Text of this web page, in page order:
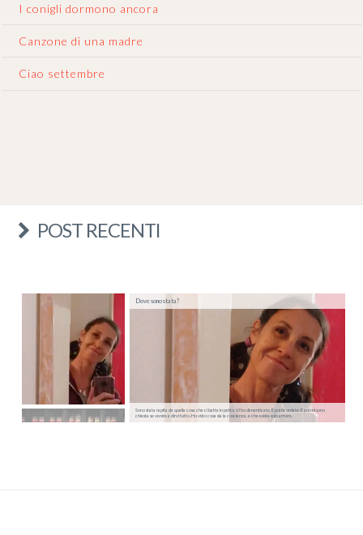
I conigli dormono ancora
Canzone di una madre
Ciao settembre
POST RECENTI
Sono stata rapita da quella cosa che ci batte in petto. Vi ho dimenticate. E poi ricordate. E poi mi sono
chiesta se venire a dirvi tutto. Ho visto cosa sia la coscienza, e che esiste solo amore.
Dove sono stata?